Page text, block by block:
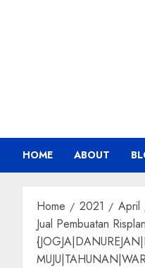
HOME ABOUT
Home 2021 April
Jual Pembuatan